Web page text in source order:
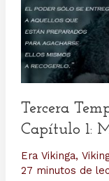
Tercera
Capítulo 1:
Era Vikinga,
27 minutos de